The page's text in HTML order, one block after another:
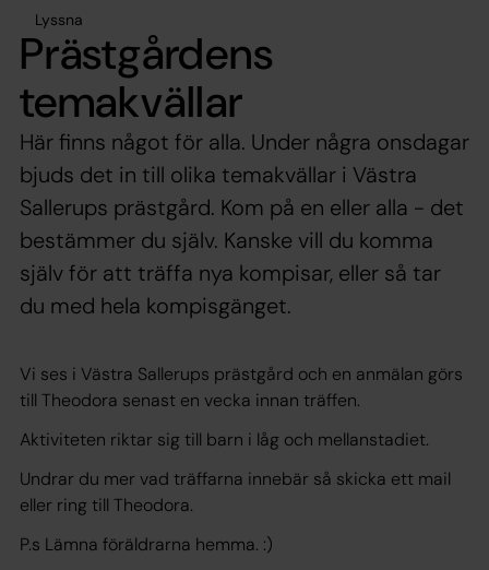
Lyssna
Prästgårdens
temakvällar
Här finns något för alla. Under några onsdagar
bjuds det in till olika temakvällar i Västra
Sallerups prästgård. Kom på en eller alla - det
bestämmer du själv. Kanske vill du komma
själv för att träffa nya kompisar, eller så tar
du med hela kompisgänget.
Vi ses i Västra Sallerups prästgård och en anmälan görs
till Theodora senast en vecka innan träffen.
Aktiviteten riktar sig till barn i låg och mellanstadiet.
Undrar du mer vad träffarna innebär så skicka ett mail
eller ring till Theodora.
P.s Lämna föräldrarna hemma. :)